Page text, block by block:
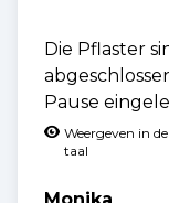
Die Pflaster
Pause
Weergeven in
taal